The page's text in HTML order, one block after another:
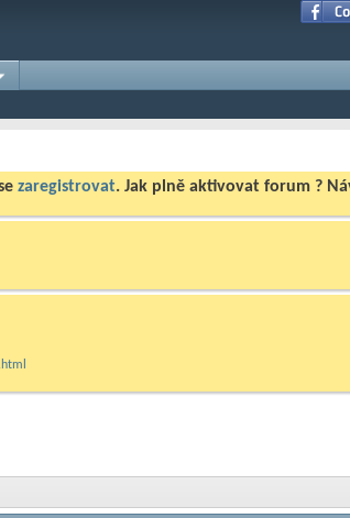
zaregistrovat. Jak plně aktivovat forum ?